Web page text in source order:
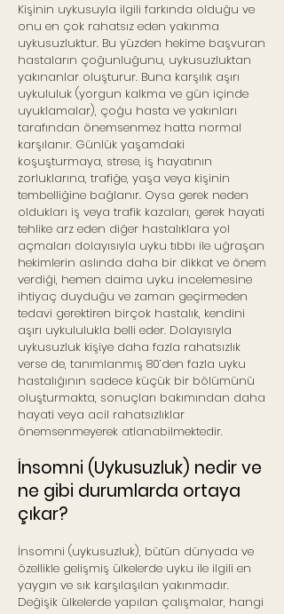
Kişinin uykusuyla ilgili farkında olduğu ve
onu en çok rahatsız eden yakınma
uykusuzluktur. Bu yüzden hekime başvuran
hastaların çoğunluğunu, uykusuzluktan
yakınanlar oluşturur. Buna karşılık aşırı
uykululuk (yorgun kalkma ve gün içinde
uyuklamalar), çoğu hasta ve yakınları
tarafından önemsenmez hatta normal
karşılanır. Günlük yaşamdaki
koşuşturmaya, strese, iş hayatının
zorluklarına, trafiğe, yaşa veya kişinin
tembelliğine bağlanır. Oysa gerek neden
oldukları iş veya trafik kazaları, gerek hayati
tehlike arz eden diğer hastalıklara yol
açmaları dolayısıyla uyku tıbbı ile uğraşan
hekimlerin aslında daha bir dikkat ve önem
verdiği, hemen daima uyku incelemesine
ihtiyaç duyduğu ve zaman geçirmeden
tedavi gerektiren birçok hastalık, kendini
aşırı uykululukla belli eder. Dolayısıyla
uykusuzluk kişiye daha fazla rahatsızlık
verse de, tanımlanmış 80’den fazla uyku
hastalığının sadece küçük bir bölümünü
oluşturmakta, sonuçları bakımından daha
hayati veya acil rahatsızlıklar
önemsenmeyerek atlanabilmektedir.
İnsomni (Uykusuzluk) nedir ve
ne gibi durumlarda ortaya
çıkar?
İnsomni (uykusuzluk), bütün dünyada ve
özellikle gelişmiş ülkelerde uyku ile ilgili en
yaygın ve sık karşılaşılan yakınmadır.
Değişik ülkelerde yapılan çalışmalar, hangi